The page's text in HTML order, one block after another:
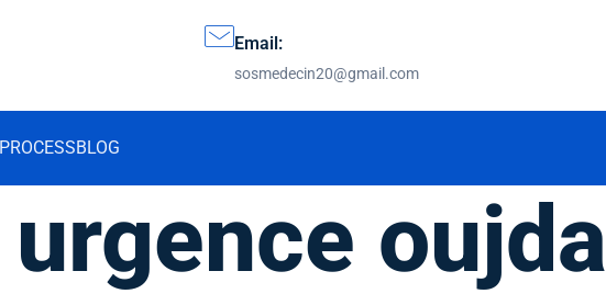
Email:
sosmedecin20@gmail.com
PROCESSBLOG
urgence oujda